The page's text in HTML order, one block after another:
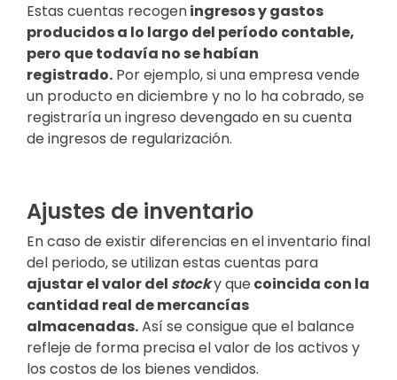
Estas cuentas recogeningresos y gastos
producidos a lo largo del período contable,
pero que todavía no se habían
registrado. Por ejemplo, si una empresa vende
un producto en diciembre y no lo ha cobrado, se
registraría un ingreso devengado en su cuenta
de ingresos de regularización.
Ajustes de inventario
En caso de existir diferencias en el inventario final
del periodo, se utilizan estas cuentas para
ajustar el valor del stocky que coincida con la
cantidad real de mercancías
almacenadas.Así se consigue que el balance
refleje de forma precisa el valor de los activos y
los costos de los bienes vendidos.